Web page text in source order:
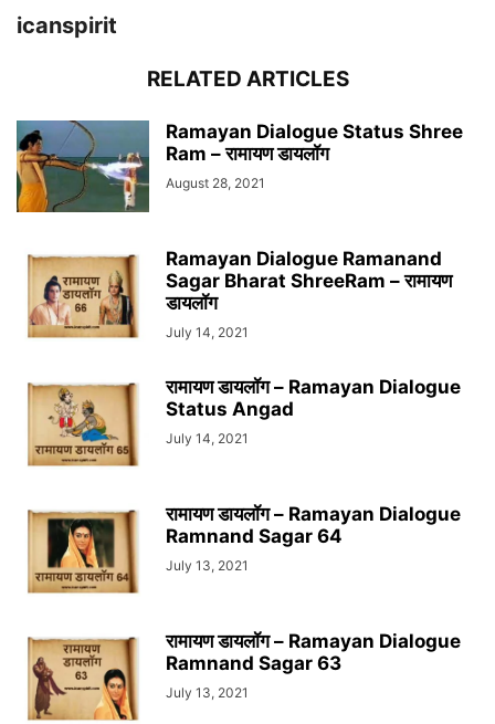
icanspirit
RELATED ARTICLES
Ramayan Dialogue Status Shree
Ram – रामायण डायलॉग
August 28, 2021
Ramayan Dialogue Ramanand
Sagar Bharat ShreeRam – रामायण
डायलॉग
July 14, 2021
रामायण डायलॉग – Ramayan Dialogue
Status Angad
July 14, 2021
रामायण डायलॉग – Ramayan Dialogue
Ramnand Sagar 64
July 13, 2021
रामायण डायलॉग – Ramayan Dialogue
Ramnand Sagar 63
July 13, 2021